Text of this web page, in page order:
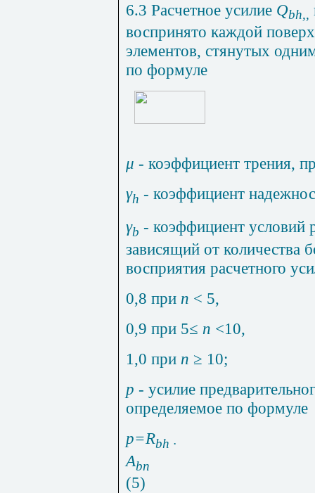
6.3 Расчетное усилие Qbh,,
воспринято каждой
элементов, стянутых
по формуле
μ - коэффициент трения,
γh - коэффициент
γb - коэффициент условий
зависящий от количества
восприятия расчетного
0,8 при n < 5,
0,9 при 5≤ n <10,
1,0 при n ≥ 10;
р - усилие
определяемое по формуле
p=Rbh ∙
Abn
(5)